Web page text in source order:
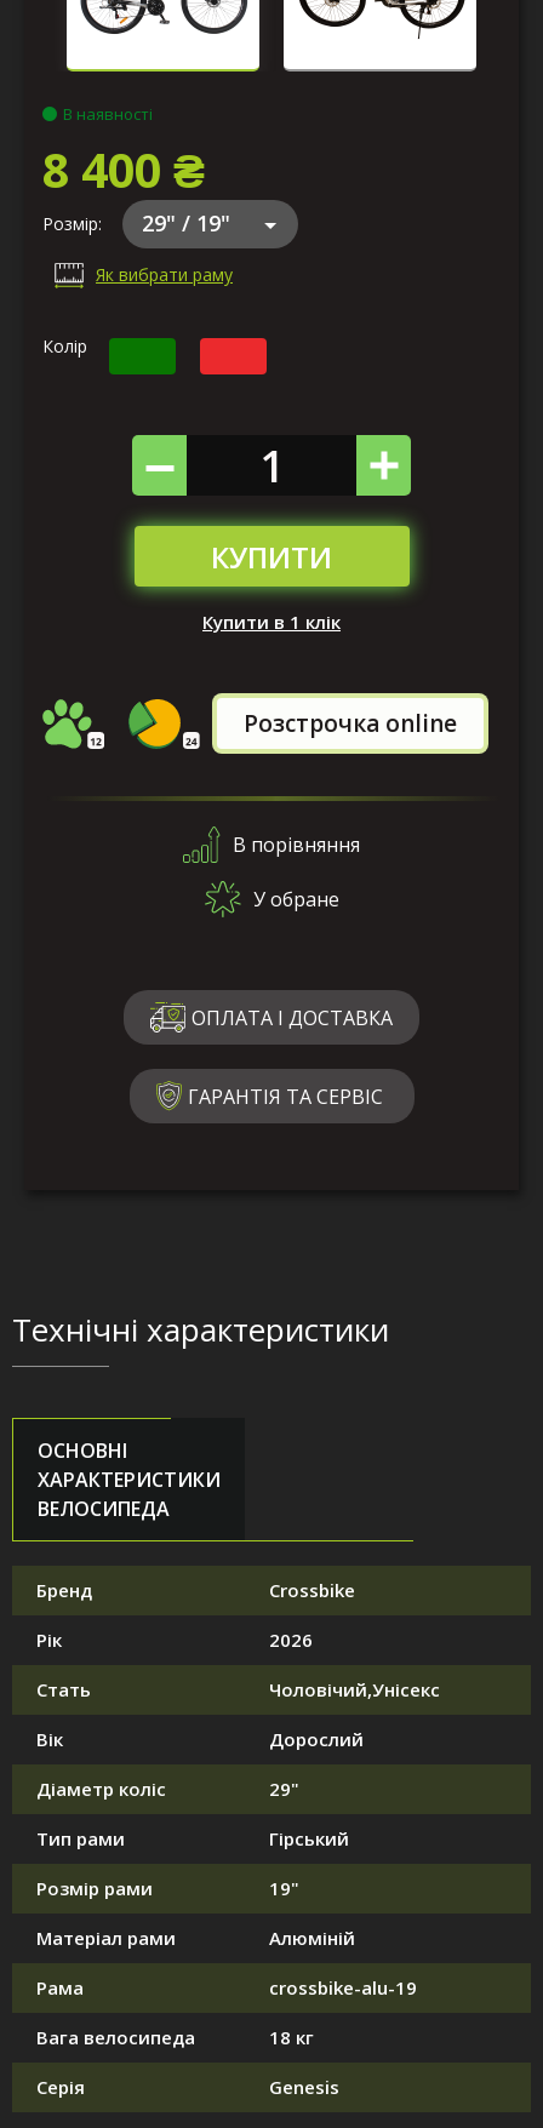
В наявності
8 400 ₴
Розмір: 29" / 19"
Як вибрати раму
Колір
КУПИТИ
Купити в 1 клік
Розстрочка online
В порівняння
У обране
ОПЛАТА І ДОСТАВКА
ГАРАНТІЯ ТА СЕРВІС
Технічні характеристики
ОСНОВНІ
ХАРАКТЕРИСТИКИ
ВЕЛОСИПЕДА
Бренд Crossbike
Рік 2026
Стать Чоловічий,Унісекс
Вік Дорослий
Діаметр коліс 29"
Тип рами Гірський
Розмір рами 19"
Матеріал рами Алюміній
Рама crossbike-alu-19
Вага велосипеда 18 кг
Серія Genesis